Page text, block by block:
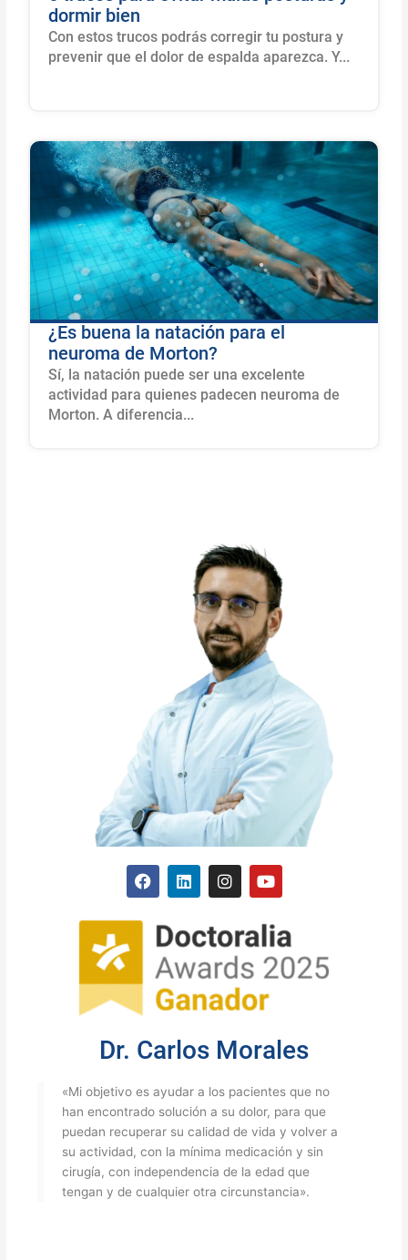
dormir bien
Con estos trucos podrás corregir tu postura y
prevenir que el dolor de espalda aparezca. Y...
¿Es buena la natación para el
neuroma de Morton?
Sí, la natación puede ser una excelente
actividad para quienes padecen neuroma de
Morton. A diferencia...
F
a
e
k
L
i
e
d
i
I
n
a
g
r
m
Y
o
t
u
b
e
Dr. Carlos Morales
«Mi objetivo es ayudar a los pacientes que no
han encontrado solución a su dolor, para que
puedan recuperar su calidad de vida y volver a
su actividad, con la mínima medicación y sin
cirugía, con independencia de la edad que
tengan y de cualquier otra circunstancia».